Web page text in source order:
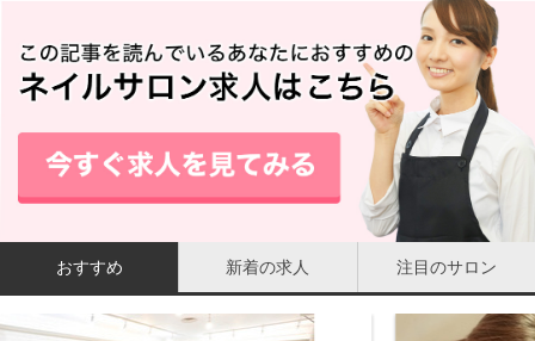
おすすめ 新着の求人 注目のサロン